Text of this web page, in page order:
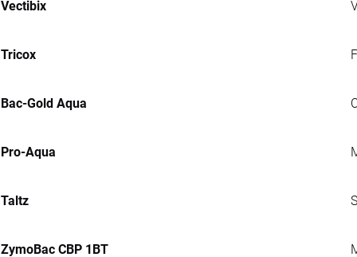
Vectibix
Tricox
Bac-Gold Aqua
Pro-Aqua
Taltz
ZymoBac CBP 1BT